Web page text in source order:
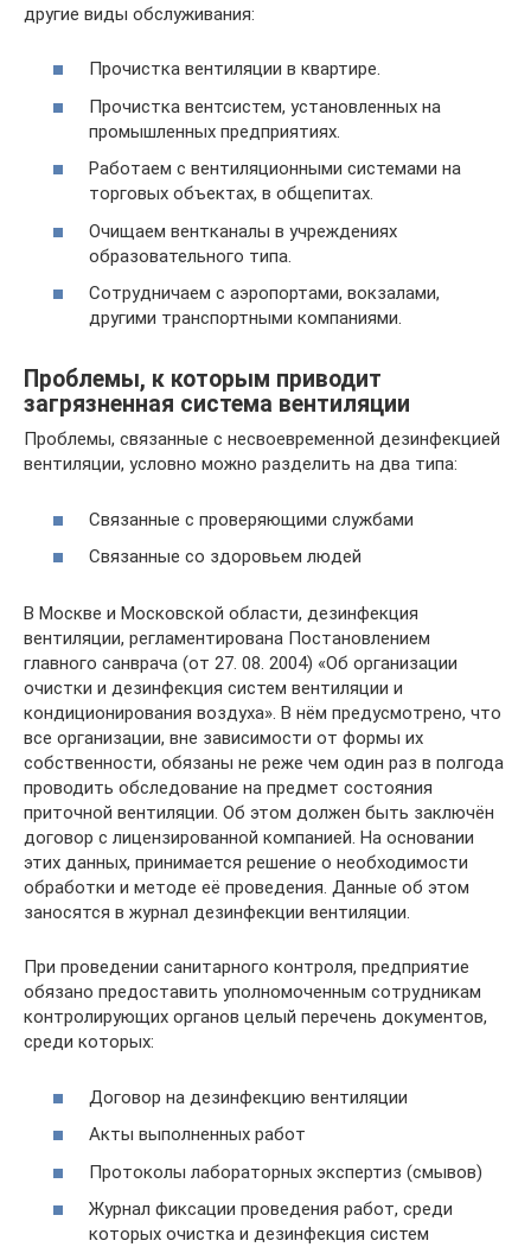
другие виды обслуживания:
Прочистка вентиляции в квартире.
Прочистка вентсистем, установленных на
промышленных предприятиях.
Работаем с вентиляционными системами на
торговых объектах, в общепитах.
Очищаем вентканалы в учреждениях
образовательного типа.
Сотрудничаем с аэропортами, вокзалами,
другими транспортными компаниями.
Проблемы, к которым приводит
загрязненная система вентиляции
Проблемы, связанные с несвоевременной дезинфекцией
вентиляции, условно можно разделить на два типа:
Связанные с проверяющими службами
Связанные со здоровьем людей
В Москве и Московской области, дезинфекция
вентиляции, регламентирована Постановлением
главного санврача (от 27. 08. 2004) «Об организации
очистки и дезинфекция систем вентиляции и
кондиционирования воздуха». В нём предусмотрено, что
все организации, вне зависимости от формы их
собственности, обязаны не реже чем один раз в полгода
проводить обследование на предмет состояния
приточной вентиляции. Об этом должен быть заключён
договор с лицензированной компанией. На основании
этих данных, принимается решение о необходимости
обработки и методе её проведения. Данные об этом
заносятся в журнал дезинфекции вентиляции.
При проведении санитарного контроля, предприятие
обязано предоставить уполномоченным сотрудникам
контролирующих органов целый перечень документов,
среди которых:
Договор на дезинфекцию вентиляции
Акты выполненных работ
Протоколы лабораторных экспертиз (смывов)
Журнал фиксации проведения работ, среди
которых очистка и дезинфекция систем